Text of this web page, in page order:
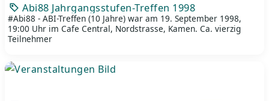
Abi88 Jahrgangsstufen-Treffen 1998
#Abi88 - ABI-Treffen (10 Jahre) war am 19. September 1998,
19:00 Uhr im Cafe Central, Nordstrasse, Kamen. Ca. vierzig
Teilnehmer